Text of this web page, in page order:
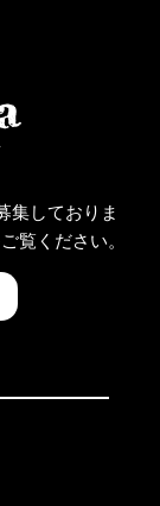
集しておりま
覧ください。